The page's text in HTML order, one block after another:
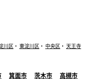
川区 ・ 東淀川区 ・ 中央区 ・ 天王寺
箕面市 茨木市 高槻市